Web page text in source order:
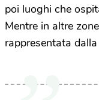
poi luoghi che
Mentre in altre
rappresentata